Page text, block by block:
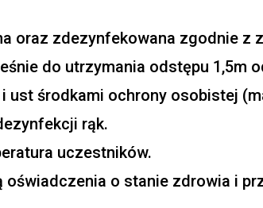
oraz zdezynfekowana zgodnie z
do utrzymania odstępu 1,5m
środkami ochrony osobistej
rąk.
uczestników.
o stanie zdrowia i